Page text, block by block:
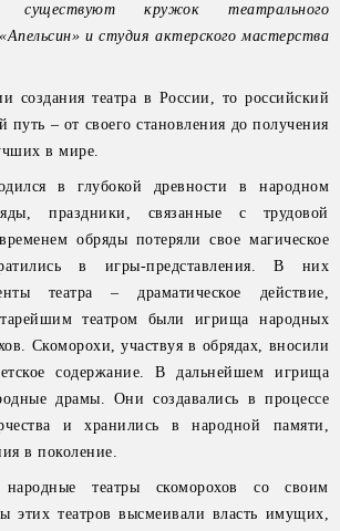
существуют кружок театрального
и студия актерского мастерства
создания театра в России, то российский
путь – от своего становления до получения
в мире.
в глубокой древности в народном
праздники, связанные с трудовой
обряды потеряли свое магическое
в игры-представления. В них
театра – драматическое действие,
театром были игрища народных
Скоморохи, участвуя в обрядах, вносили
содержание. В дальнейшем игрища
драмы. Они создавались в процессе
и хранились в народной памяти,
в поколение.
театры скоморохов со своим
этих театров высмеивали власть имущих,